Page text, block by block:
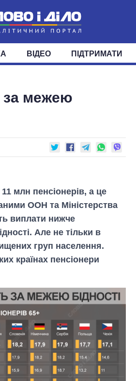
ЕКОНОМІКА СУСПІЛЬСТВО
КОМІТЕТИ ФРАКЦІЇ
ВІДЕО ПІДТРИМАТИ
за межею
11 млн пенсіонерів, а це
ООН та Міністерства
виплати нижче
Але не тільки в
груп населення.
країнах пенсіонери